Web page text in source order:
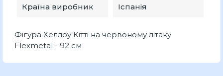
Країна виробник Іспанія
Фігура Хеллоу Кітті на червоному літаку
Flexmetal - 92 см